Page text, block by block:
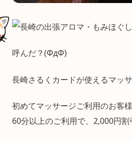
呼んだ？(ΦдΦ)
長崎さるくカードが使えるマッ
初めてマッサージご利用のお客
60分以上のご利用で、2,000円割